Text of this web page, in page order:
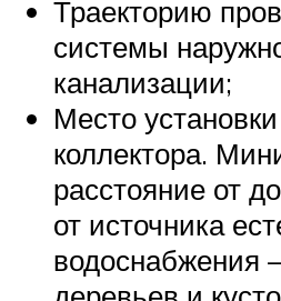
Траекторию
системы
канализации;
Место
коллектора.
расстояние от
от источника
водоснабжения